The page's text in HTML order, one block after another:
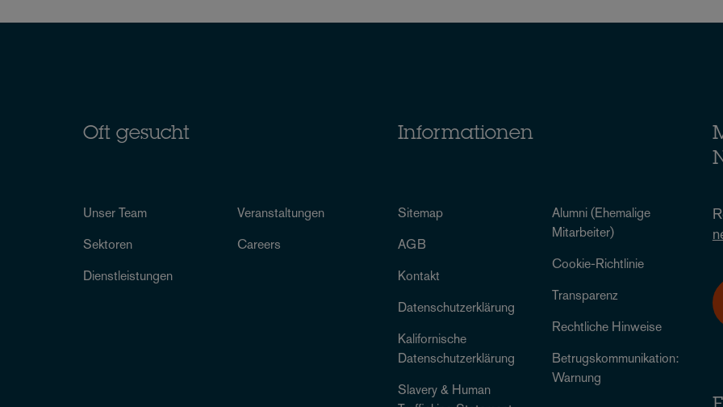
Oft gesucht
Unser Team
Sektoren
Dienstleistungen
Veranstaltungen
Careers
Informationen
Sitemap
AGB
Kontakt
Datenschutzerklärung
Kalifornische
Datenschutzerklärung
Slavery & Human
Alumni (Ehemalige
Mitarbeiter)
Cookie-Richtlinie
Transparenz
Rechtliche Hinweise
Betrugskommunikation:
Warnung